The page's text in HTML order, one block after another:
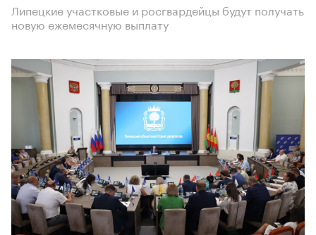
Липецкие участковые и росгвардейцы будут получать
новую ежемесячную выплату